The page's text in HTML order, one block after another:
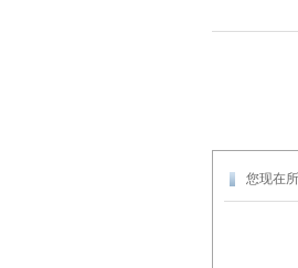
您现在